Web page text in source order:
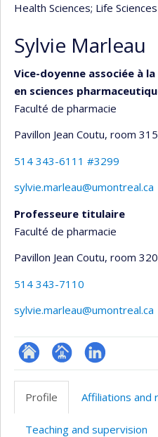
Health Sciences; Life Sciences
Sylvie Marleau
Vice-doyenne associée à
en sciences
Faculté de pharmacie
Pavillon Jean Coutu, room
514 343-6111 #3299
sylvie.marleau@umontreal.ca
Professeure titulaire
Faculté de pharmacie
Pavillon Jean Coutu, room
514 343-7110
sylvie.marleau@umontreal.ca
ResearchGate
Page
professionnelle
LinkedIn
Profile
Affiliations and
Teaching and supervision